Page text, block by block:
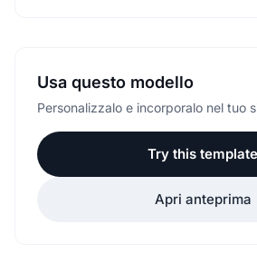
Usa questo modello
Personalizzalo e incorporalo nel tuo
Try this template
Apri anteprima